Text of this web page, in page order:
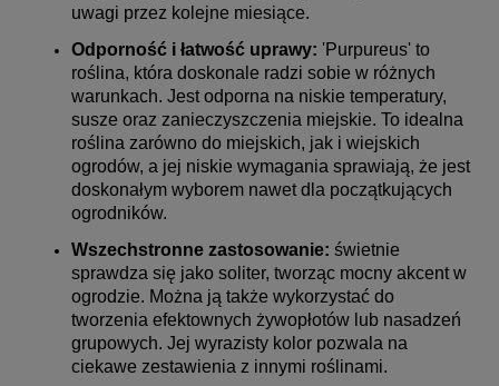
uwagi przez kolejne miesiące.
Odporność i łatwość uprawy: 'Purpureus' to
roślina, która doskonale radzi sobie w różnych
warunkach. Jest odporna na niskie temperatury,
susze oraz zanieczyszczenia miejskie. To idealna
roślina zarówno do miejskich, jak i wiejskich
ogrodów, a jej niskie wymagania sprawiają, że jest
doskonałym wyborem nawet dla początkujących
ogrodników.
Wszechstronne zastosowanie: świetnie
sprawdza się jako soliter, tworząc mocny akcent w
ogrodzie. Można ją także wykorzystać do
tworzenia efektownych żywopłotów lub nasadzeń
grupowych. Jej wyrazisty kolor pozwala na
ciekawe zestawienia z innymi roślinami.